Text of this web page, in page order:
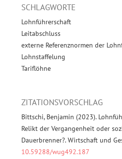
SCHLAGWORTE
Lohnführerschaft
Leitabschluss
externe Referenznormen der
Lohnstaffelung
Tariflöhne
ZITATIONSVORSCHLAG
Bittschi, Benjamin (2023).
Relikt der Vergangenheit oder
Dauerbrenner?. Wirtschaft und
10.59288/wug492.187